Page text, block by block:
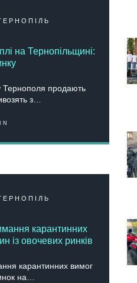
на Тернопільщині:
Тернополя продають
з…
карантинних
із овочевих ринків
карантинних вимог
на…